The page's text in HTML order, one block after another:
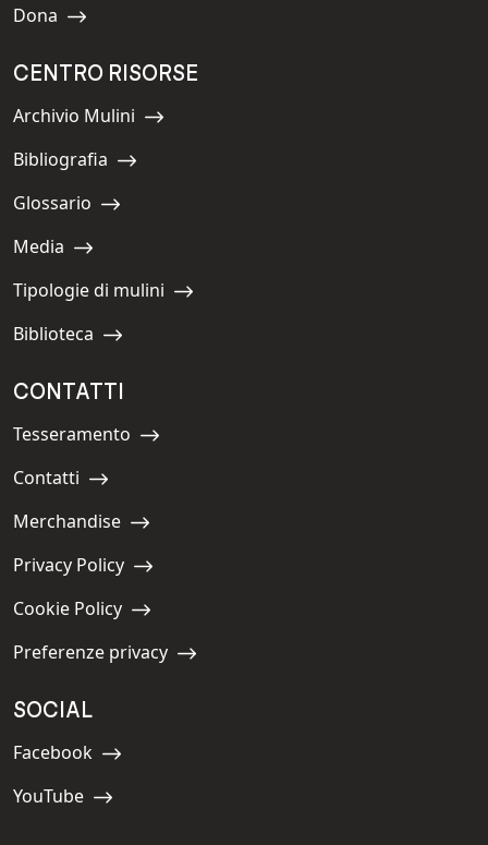
Navigate to:
Dona
CENTRO RISORSE
Navigate to:
Archivio Mulini
Navigate to:
Bibliografia
Navigate to:
Glossario
Navigate to:
Media
Navigate to:
Tipologie di mulini
Navigate to:
Biblioteca
CONTATTI
Navigate to:
Tesseramento
Navigate to:
Contatti
Navigate to:
Merchandise
Navigate to:
Privacy Policy
Navigate to:
Cookie Policy
Navigate to:
Preferenze privacy
SOCIAL
Navigate to:
Facebook
Navigate to:
YouTube